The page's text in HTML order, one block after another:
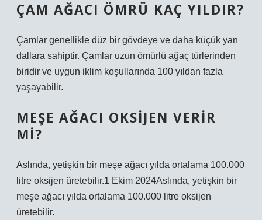
ÇAM AĞACI ÖMRÜ KAÇ YILDIR?
Çamlar genellikle düz bir gövdeye ve daha küçük yan
dallara sahiptir. Çamlar uzun ömürlü ağaç türlerinden
biridir ve uygun iklim koşullarında 100 yıldan fazla
yaşayabilir.
MEŞE AĞACI OKSIJEN VERIR
MI?
Aslında, yetişkin bir meşe ağacı yılda ortalama 100.000
litre oksijen üretebilir.1 Ekim 2024Aslında, yetişkin bir
meşe ağacı yılda ortalama 100.000 litre oksijen
üretebilir.